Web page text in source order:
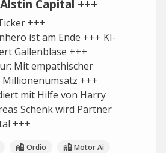
Capital +++
+++
ist am Ende +++ KI-
Gallenblase +++
Mit empathischer
+++
mit Hilfe von Harry
Schenk wird Partner
+++
Ordio
Motor Ai